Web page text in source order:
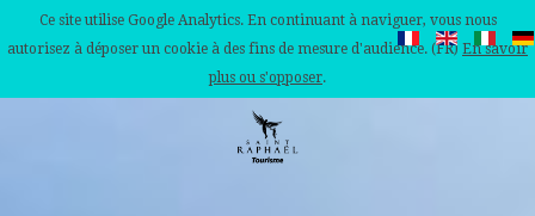
Ce site utilise Google Analytics. En continuant à naviguer, vous nous
autorisez à déposer un cookie à des fins de mesure d'audience. (FR) En savoir
plus ou s'opposer.